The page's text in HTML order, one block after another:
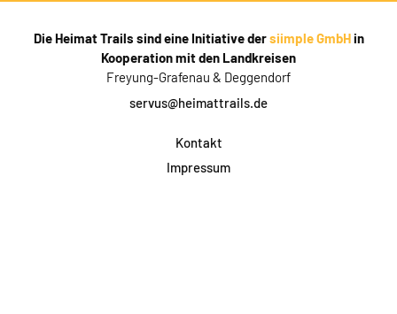
Die Heimat Trails sind eine Initiative dersiimple GmbHin
Kooperation mit den Landkreisen
Freyung-Grafenau & Deggendorf
servus@heimattrails.de
Kontakt
Impressum